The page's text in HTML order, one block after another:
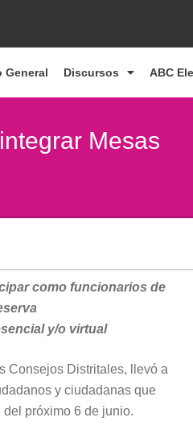
General Discursos ABC
Mesas
como funcionarios de
y/o virtual
Consejos Distritales, llevó a
y ciudadanas que
próximo 6 de junio.